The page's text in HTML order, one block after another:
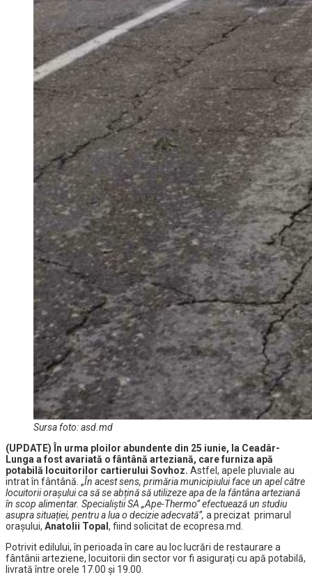
Sursa foto: asd.md
(UPDATE) Î n urma ploilor abundente din 25 iunie, la Ceadâr-
Lunga a fost avariată o fântână arteziană, care furniza apă
potabilă locuitorilor cartierului Sovhoz. Astfel, apele pluviale au
intrat în fântână. „În acest sens, primăria municipiului face un apel către
locuitorii orașului ca să se abțină să utilizeze apa de la fântâna arteziană
în scop alimentar. Specialiștii SA „Ape-Thermo” efectuează un studiu
asupra situației, pentru a lua o decizie adecvată”, a precizat primarul
orașului, Anatolii Topal , fiind solicitat de ecopresa.md.
Potrivit edilului, în perioada în care au loc lucrări de restaurare a
fântânii arteziene, locuitorii din sector vor fi asigurați cu apă potabilă,
livrată între orele 17.00 și 19.00.